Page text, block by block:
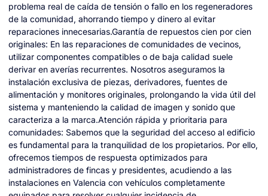
problema real de caída de tensión o fallo en los regeneradores
de la comunidad, ahorrando tiempo y dinero al evitar
reparaciones innecesarias.Garantía de repuestos cien por cien
originales: En las reparaciones de comunidades de vecinos,
utilizar componentes compatibles o de baja calidad suele
derivar en averías recurrentes. Nosotros aseguramos la
instalación exclusiva de piezas, derivadores, fuentes de
alimentación y monitores originales, prolongando la vida útil del
sistema y manteniendo la calidad de imagen y sonido que
caracteriza a la marca.Atención rápida y prioritaria para
comunidades: Sabemos que la seguridad del acceso al edificio
es fundamental para la tranquilidad de los propietarios. Por ello,
ofrecemos tiempos de respuesta optimizados para
administradores de fincas y presidentes, acudiendo a las
instalaciones en Valencia con vehículos completamente